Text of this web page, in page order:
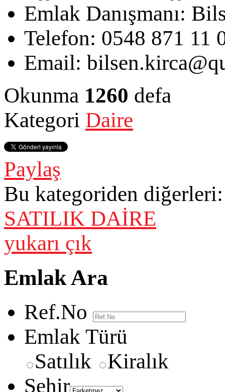
Emlak Danışmanı:
Telefon: 0548 871 11
Email:
Okunma 1260 defa
Kategori Daire
Paylaş
Bu kategoriden diğerleri:
SATILIK DAİRE
yukarı çık
Emlak Ara
Ref.No
Emlak Türü
Satılık
Kiralık
Şehir